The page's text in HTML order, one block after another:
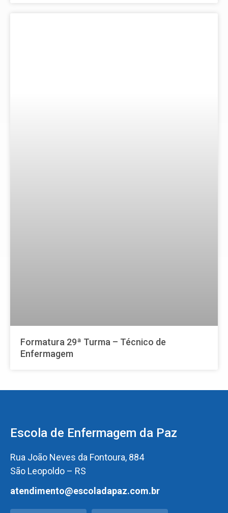
Formatura 29ª Turma – Técnico de
Enfermagem
Escola de Enfermagem da Paz
Rua João Neves da Fontoura, 884
São Leopoldo – RS
atendimento@escoladapaz.com.br